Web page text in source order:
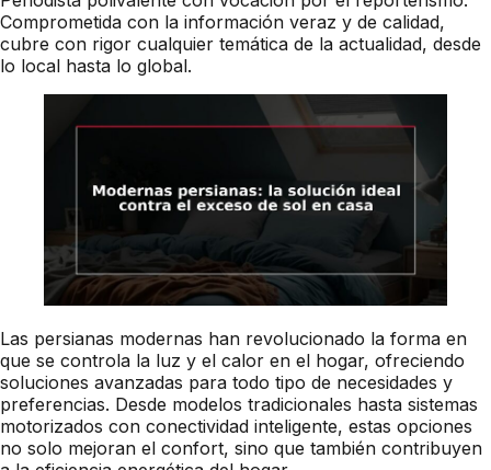
Comprometida con la información veraz y de calidad,
cubre con rigor cualquier temática de la actualidad, desde
lo local hasta lo global.
Las persianas modernas han revolucionado la forma en
que se controla la luz y el calor en el hogar, ofreciendo
soluciones avanzadas para todo tipo de necesidades y
preferencias. Desde modelos tradicionales hasta sistemas
motorizados con conectividad inteligente, estas opciones
no solo mejoran el confort, sino que también contribuyen